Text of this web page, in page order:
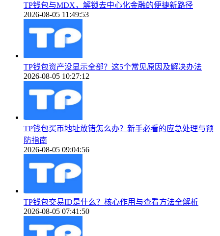
TP钱包与MDX，解锁去中心化金融的便捷新路径
2026-08-05 11:49:53
TP钱包资产没显示全部？这5个常见原因及解决办法
2026-08-05 10:27:12
TP钱包买币地址放错怎么办？新手必看的应急处理与预
防指南
2026-08-05 09:04:56
TP钱包交易ID是什么？核心作用与查看方法全解析
2026-08-05 07:41:50